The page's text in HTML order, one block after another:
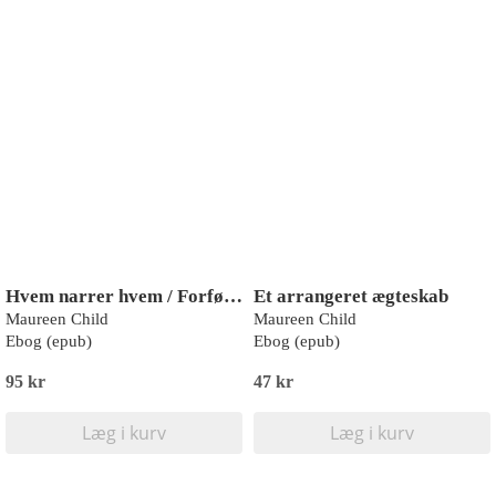
Hvem narrer hvem / Forført af skæbnen / Den glemte fortid
Maureen Child
Ebog (epub)
95 kr
Læg i kurv
Et arrangeret ægteskab
Maureen Child
Ebog (epub)
47 kr
Læg i kurv